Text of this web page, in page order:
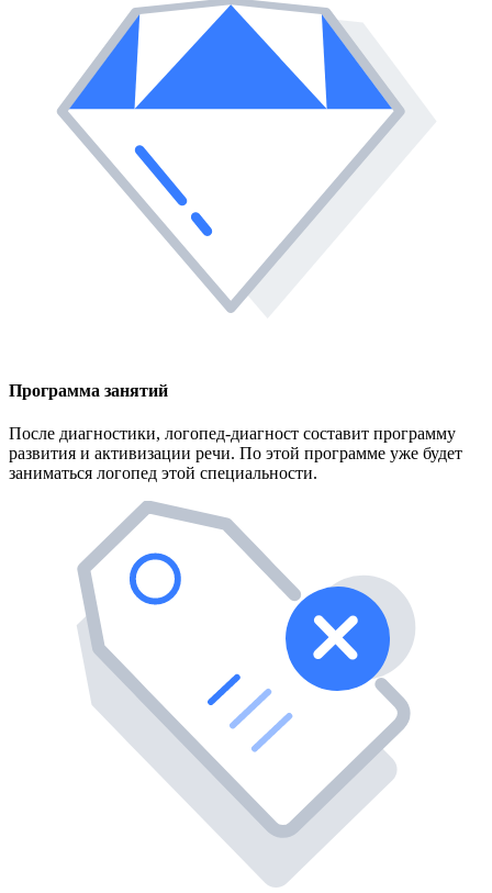
Программа занятий
После диагностики, логопед-диагност составит программу
развития и активизации речи. По этой программе уже будет
заниматься логопед этой специальности.